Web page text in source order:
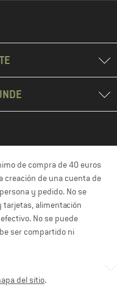
de compra de 40 euros
creación de una cuenta de
y pedido. No se
tarjetas, alimentación
No se puede
ser compartido ni
del sitio.